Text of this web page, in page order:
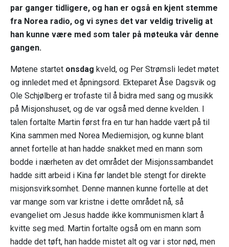
par ganger tidligere, og han er også en kjent stemme
fra Norea radio, og vi synes det var veldig trivelig at
han kunne være med som taler på møteuka vår denne
gangen.
Møtene startet onsdag kveld, og Per Strømsli ledet møtet
og innledet med et åpningsord. Ekteparet Åse Dagsvik og
Ole Schjølberg er trofaste til å bidra med sang og musikk
på Misjonshuset, og de var også med denne kvelden. I
talen fortalte Martin først fra en tur han hadde vært på til
Kina sammen med Norea Mediemisjon, og kunne blant
annet fortelle at han hadde snakket med en mann som
bodde i nærheten av det området der Misjonssambandet
hadde sitt arbeid i Kina før landet ble stengt for direkte
misjonsvirksomhet. Denne mannen kunne fortelle at det
var mange som var kristne i dette området nå, så
evangeliet om Jesus hadde ikke kommunismen klart å
kvitte seg med. Martin fortalte også om en mann som
hadde det tøft, han hadde mistet alt og var i stor nød, men